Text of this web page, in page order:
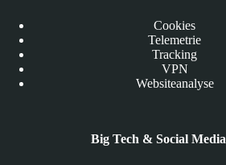
Cookies
Telemetrie
Tracking
VPN
Websiteanalyse
Big Tech & Social Media